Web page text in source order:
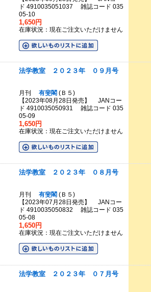
ド 4910035051037 雑誌コード 035
05-10
1,650円
在庫状況：現在ご注文いただけません
法学教室 ２０２３年 ０９月号
月刊 有斐閣 (Ｂ５)
【2023年08月28日発売】 JANコー
ド 4910035050931 雑誌コード 035
05-09
1,650円
在庫状況：現在ご注文いただけません
法学教室 ２０２３年 ０８月号
月刊 有斐閣 (Ｂ５)
【2023年07月28日発売】 JANコー
ド 4910035050832 雑誌コード 035
05-08
1,650円
在庫状況：現在ご注文いただけません
法学教室 ２０２３年 ０７月号